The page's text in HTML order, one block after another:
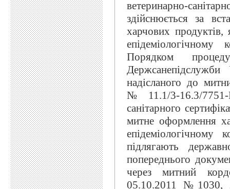
ветеринарно-
здійснюється за
харчових продуктів,
Порядком
надісланого до
№11.1/3-16.3/
санітарного
митне оформлення
підлягають
попереднього
через митний
05.10.2011 №1030,